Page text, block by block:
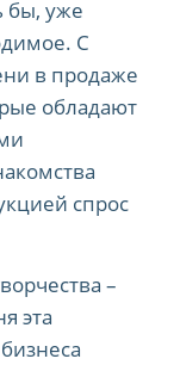
бы, уже
С
в продаже
обладают
спрос
–
эта